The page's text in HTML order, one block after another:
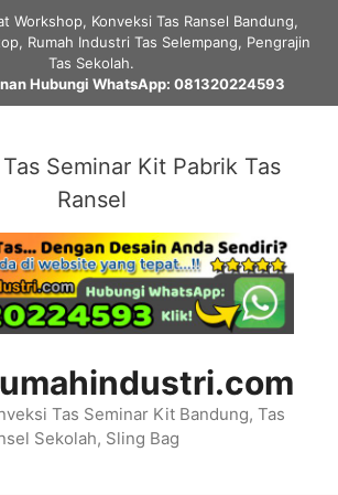
Workshop, Konveksi Tas Ransel Bandung,
Rumah Industri Tas Selempang, Pengrajin
Tas Sekolah.
Hubungi WhatsApp: 081320224593
Seminar Kit Pabrik Tas
Ransel
Tas Seminar Kit Bandung, Tas
Sekolah, Sling Bag